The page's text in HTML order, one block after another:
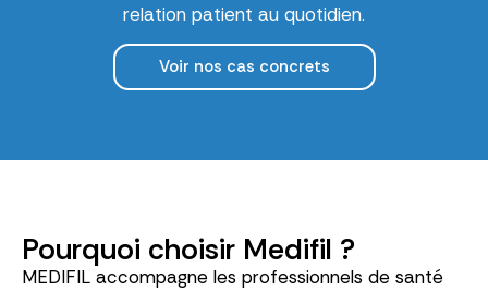
relation patient au quotidien.
Voir nos cas concrets
Pourquoi choisir Medifil ?
MEDIFIL accompagne les professionnels de santé